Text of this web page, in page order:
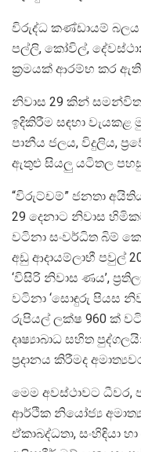
විරුද්ධ කණ්ඩායම් බලය
පල්ලි, කෝවිල්,
ක්‍රමයක් ආරම්භ කර ඇති
නිවාස 29 කින්
ඉදිකිරීම සඳහා වැයකළ
පානීය ජලය, විදුලිය,
ඇතුළු සියලු යටිතල
“විරුට්චම්” ජනතා
29 දෙනාට නිවාස
වටිනා සංවර්ධිත බිම්
අඩු ආදායම්ලාභී පවුල්
‘විසිරි නිවාස ණය’,
වටිනා ‘සොඳුරු පියස
රුපියල් ලක්ෂ 960 ක්
දෘෂ්‍යාබාධ සහිත
ප්‍රදානය කිරීමද
මෙම අවස්ථාවට ධීවර,
ආර්ථික නියෝජ්‍ය අමාත්‍ය
ඒකාබද්ධතා, සංහිඳියා